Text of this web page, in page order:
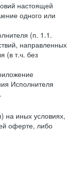
настоящей
одного или
(п. 1.1.
направленных
(в т.ч. без
Исполнителя
на иных условиях,
оферте, либо